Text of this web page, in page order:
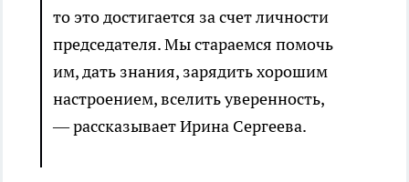
то это достигается за счет личности
председателя. Мы стараемся помочь
им, дать знания, зарядить хорошим
настроением, вселить уверенность,
— рассказывает Ирина Сергеева.